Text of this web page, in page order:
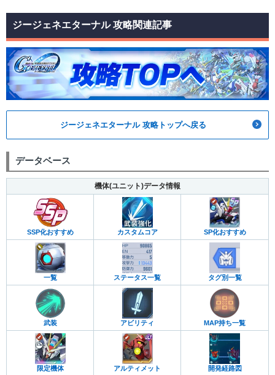
ジージェネエターナル 攻略関連記事
ジージェネエターナル 攻略トップへ戻る
データベース
機体(ユニット)データ情報
SSP化おすすめ カスタムコア SP化おすすめ
一覧 ステータス一覧 タグ別一覧
武装 アビリティ MAP持ち一覧
限定機体 アルティメット 開発経路図